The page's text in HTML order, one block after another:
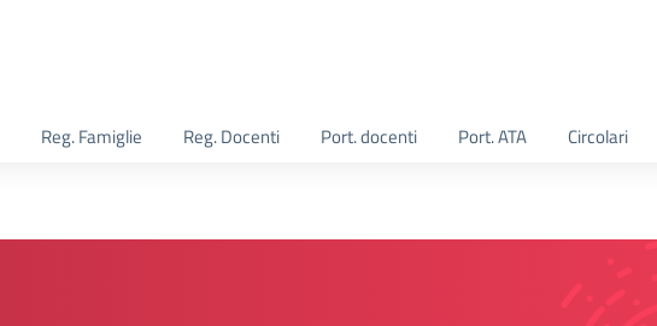
Reg. Famiglie Reg. Docenti Port. docenti Port. ATA Circolari